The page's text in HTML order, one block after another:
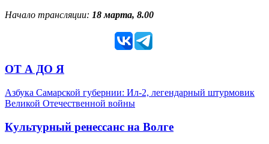
Начало трансляции: 18 марта, 8.00
ОТ А ДО Я
Азбука Самарской губернии: Ил-2, легендарный штурмовик
Великой Отечественной войны
Культурный ренессанс на Волге